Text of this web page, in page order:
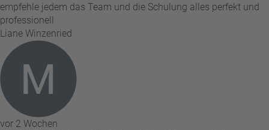
empfehle jedem das Team und die Schulung alles perfekt und
professionell
Liane Winzenried
vor 2 Wochen